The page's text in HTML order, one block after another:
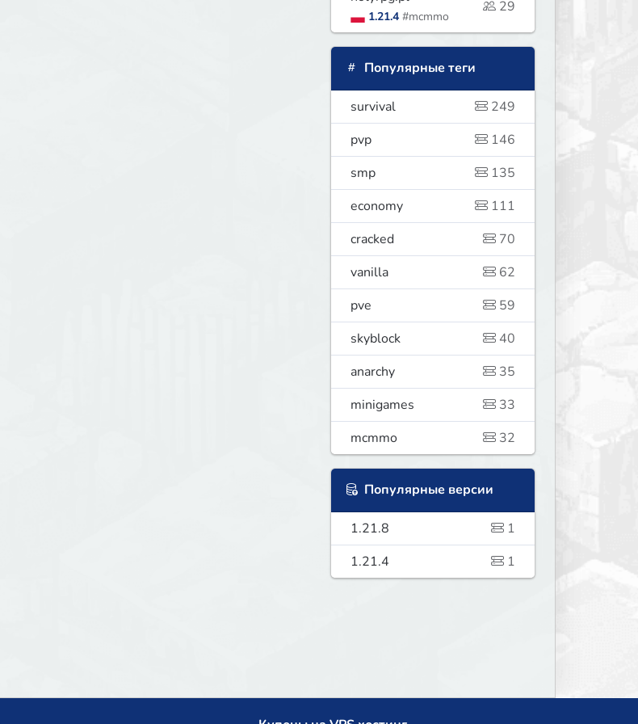
1.21.4 #mcmmo
29
Популярные теги
survival
249
pvp
146
smp
135
economy
111
cracked
70
vanilla
62
pve
59
skyblock
40
anarchy
35
minigames
33
mcmmo
32
Популярные версии
1.21.8
1
1.21.4
1